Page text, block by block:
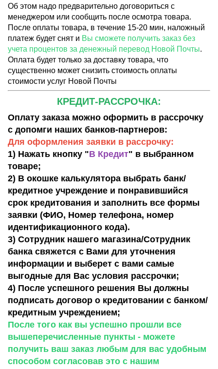
Об этом надо предварительно договориться с
менеджером или сообщить после осмотра товара.
После оплаты товара, в течение 15-20 мин, наложный
платеж будет снят и Вы сможете получить заказ без
учета процентов за денежный перевод Новой Почты.
Оплата будет только за доставку товара, что
существенно может снизить стоимость оплаты
стоимости услуг Новой Почты
КРЕДИТ-РАССРОЧКА:
Оплату заказа можно оформить в рассрочку
с допомги наших банков-партнеров:
Для оформления заявки в рассрочку:
1) Нажать кнопку "В Кредит" в выбранном
товаре;
2) В окошке калькулятора выбрать банк/
кредитное учреждение и понравившийся
срок кредитования и заполнить все формы
заявки (ФИО, Номер телефона, номер
идентификационного кода).
3) Сотрудник нашего магазина/Сотрудник
банка свяжется с Вами для уточнения
информации и выберет с вами самые
выгодные для Вас условия рассрочки;
4) После успешного решения Вы должны
подписать договор о кредитовании с банком/
кредитным учреждением;
После того как вы успешно прошли все
вышеперечисленные пункты - можете
получить ваш заказ любым для вас удобным
способом согласовав это с нашим